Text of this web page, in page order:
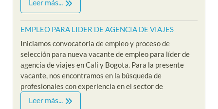
Leer más...
EMPLEO PARA LIDER DE AGENCIA DE VIAJES
Iniciamos convocatoria de empleo y proceso de
selección para nueva vacante de empleo para líder de
agencia de viajes en Cali y Bogota. Para la presente
vacante, nos encontramos en la búsqueda de
profesionales con experiencia en el sector de
Leer más...